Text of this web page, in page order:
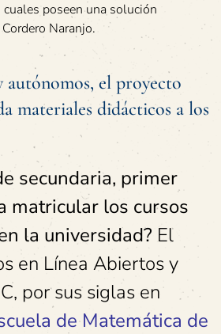
poseen una solución
Naranjo.
autónomos, el proyecto
materiales didácticos a los
secundaria, primer
matricular los cursos
la universidad? El
en Línea Abiertos y
por sus siglas en
de Matemática de